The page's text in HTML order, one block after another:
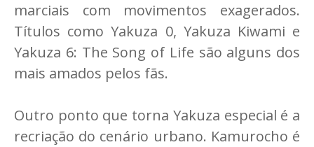
marciais com movimentos exagerados.
Títulos como Yakuza 0, Yakuza Kiwami e
Yakuza 6: The Song of Life são alguns dos
mais amados pelos fãs.
Outro ponto que torna Yakuza especial é a
recriação do cenário urbano. Kamurocho é